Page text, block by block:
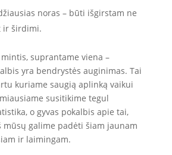
noras – būti išgirstam ne
ir širdimi.
suprantame viena –
yra bendrystės auginimas. Tai
kuriame saugią aplinką vaikui
susitikime tegul
o gyvas pokalbis apie tai,
mūsų galime padėti šiam jaunam
ir laimingam.